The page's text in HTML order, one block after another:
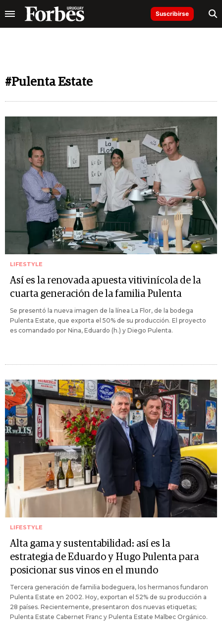
Suscribirse
#Pulenta Estate
LIFESTYLE
Así es la renovada apuesta vitivinícola de la
cuarta generación de la familia Pulenta
Se presentó la nueva imagen de la línea La Flor, de la bodega
Pulenta Estate, que exporta el 50% de su producción. El proyecto
es comandado por Nina, Eduardo (h.) y Diego Pulenta.
LIFESTYLE
Alta gama y sustentabilidad: así es la
estrategia de Eduardo y Hugo Pulenta para
posicionar sus vinos en el mundo
Tercera generación de familia bodeguera, los hermanos fundaron
Pulenta Estate en 2002. Hoy, exportan el 52% de su producción a
28 países. Recientemente, presentaron dos nuevas etiquetas;
Pulenta Estate Cabernet Franc y Pulenta Estate Malbec Orgánico.